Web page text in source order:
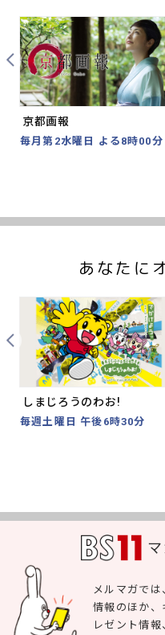
京都画報
毎月第2水曜日 よる8時00分
あなたに
しまじろうのわお!
毎週土曜日 午後6時30分
Prev
メルマガでは
情報のほか、
レゼント情